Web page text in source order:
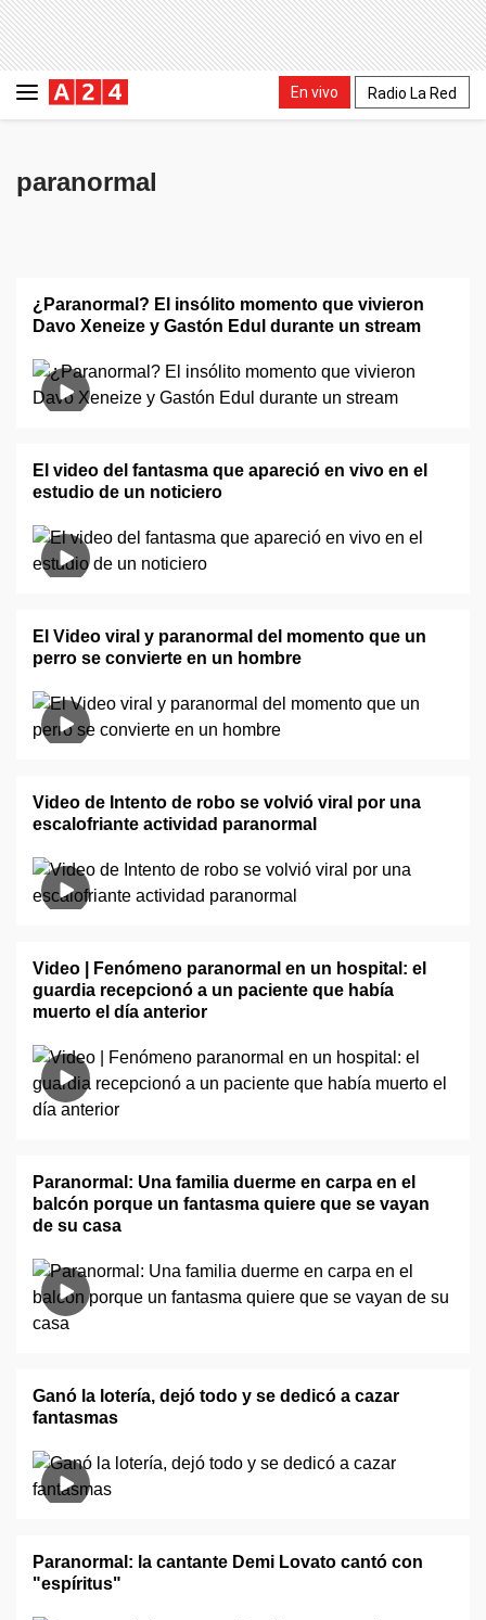
En vivo Radio La Red
paranormal
¿Paranormal? El insólito momento que vivieron
Davo Xeneize y Gastón Edul durante un stream
El video del fantasma que apareció en vivo en el
estudio de un noticiero
El Video viral y paranormal del momento que un
perro se convierte en un hombre
Video de Intento de robo se volvió viral por una
escalofriante actividad paranormal
Video | Fenómeno paranormal en un hospital: el
guardia recepcionó a un paciente que había
muerto el día anterior
Paranormal: Una familia duerme en carpa en el
balcón porque un fantasma quiere que se vayan
de su casa
Ganó la lotería, dejó todo y se dedicó a cazar
fantasmas
Paranormal: la cantante Demi Lovato cantó con
"espíritus"